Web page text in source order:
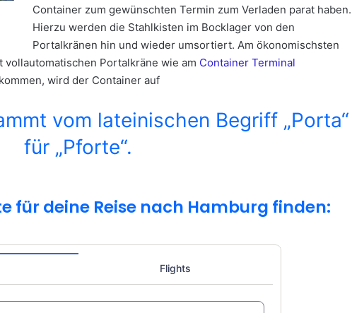
Container zum gewünschten Termin zum Verladen parat haben.
Hierzu werden die Stahlkisten im Bocklager von den
Portalkränen hin und wieder umsortiert. Am ökonomischsten
Portalkräne wie am Container Terminal
wird der Container auf
vom lateinischen Begriff „Porta“
für „Pforte“.
für deine Reise nach Hamburg finden: